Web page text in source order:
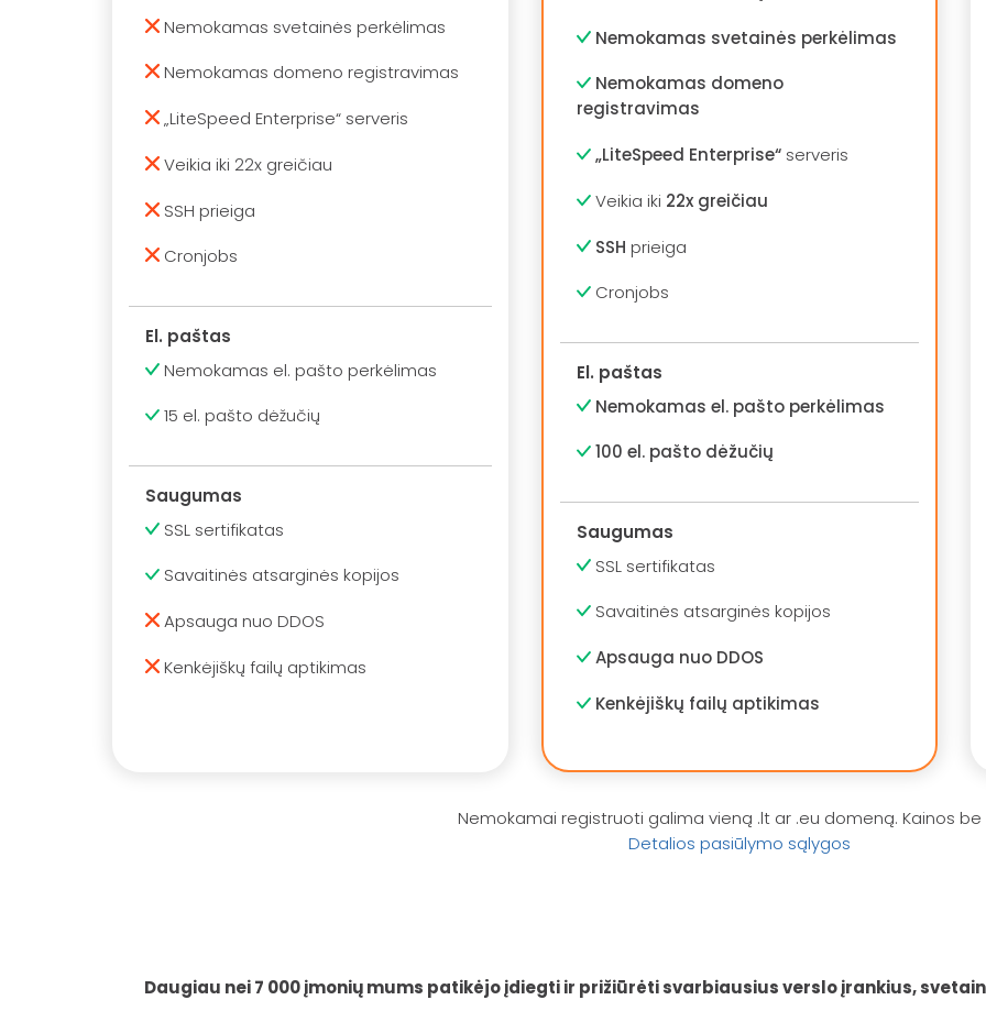
Nemokamas svetainės perkėlimas
Nemokamas domeno registravimas
„LiteSpeed Enterprise“ serveris
Veikia iki 22x greičiau
SSH prieiga
Cronjobs
El. paštas
Nemokamas el. pašto perkėlimas
15 el. pašto dėžučių
Saugumas
SSL sertifikatas
Savaitinės atsarginės kopijos
Apsauga nuo DDOS
Kenkėjiškų failų aptikimas
Nemokamas svetainės perkėlimas
Nemokamas domeno
registravimas
„LiteSpeed Enterprise“ serveris
Veikia iki 22x greičiau
SSH prieiga
Cronjobs
El. paštas
Nemokamas el. pašto perkėlimas
100 el. pašto dėžučių
Saugumas
SSL sertifikatas
Savaitinės atsarginės kopijos
Apsauga nuo DDOS
Kenkėjiškų failų aptikimas
Nemokamai registruoti galima vieną .lt ar .eu domeną. Kainos be
Detalios pasiūlymo sąlygos
Daugiau nei 7 000 įmonių mums patikėjo įdiegti ir prižiūrėti svarbiausius verslo įrankius,